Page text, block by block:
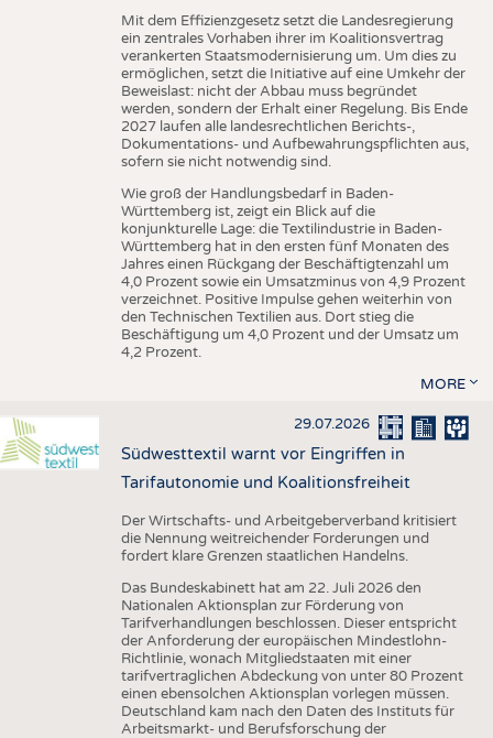
Mit dem Effizienzgesetz setzt die Landesregierung
ein zentrales Vorhaben ihrer im Koalitionsvertrag
verankerten Staatsmodernisierung um. Um dies zu
ermöglichen, setzt die Initiative auf eine Umkehr der
Beweislast: nicht der Abbau muss begründet
werden, sondern der Erhalt einer Regelung. Bis Ende
2027 laufen alle landesrechtlichen Berichts-,
Dokumentations- und Aufbewahrungspflichten aus,
sofern sie nicht notwendig sind.
Wie groß der Handlungsbedarf in Baden-
Württemberg ist, zeigt ein Blick auf die
konjunkturelle Lage: die Textilindustrie in Baden-
Württemberg hat in den ersten fünf Monaten des
Jahres einen Rückgang der Beschäftigtenzahl um
4,0 Prozent sowie ein Umsatzminus von 4,9 Prozent
verzeichnet. Positive Impulse gehen weiterhin von
den Technischen Textilien aus. Dort stieg die
Beschäftigung um 4,0 Prozent und der Umsatz um
4,2 Prozent.
MORE
29.07.2026
Südwesttextil warnt vor Eingriffen in
Tarifautonomie und Koalitionsfreiheit
Der Wirtschafts- und Arbeitgeberverband kritisiert
die Nennung weitreichender Forderungen und
fordert klare Grenzen staatlichen Handelns.
Das Bundeskabinett hat am 22. Juli 2026 den
Nationalen Aktionsplan zur Förderung von
Tarifverhandlungen beschlossen. Dieser entspricht
der Anforderung der europäischen Mindestlohn-
Richtlinie, wonach Mitgliedstaaten mit einer
tarifvertraglichen Abdeckung von unter 80 Prozent
einen ebensolchen Aktionsplan vorlegen müssen.
Deutschland kam nach den Daten des Instituts für
Arbeitsmarkt- und Berufsforschung der